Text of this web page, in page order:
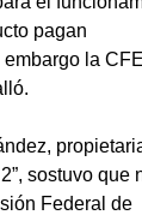
pagan
la CFE
sostuvo que
Federal de